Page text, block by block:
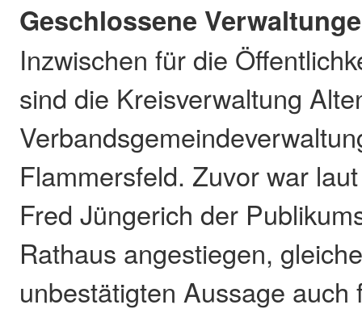
Geschlossene
Inzwischen für die
sind die Kreisverwaltung
Flammersfeld. Zuvor war
Fred Jüngerich der
Rathaus angestiegen,
unbestätigten Aussage auch